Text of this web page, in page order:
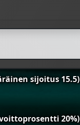
sijoitus 15.5)
20%)